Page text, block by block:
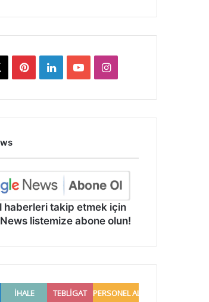
PinterestLinkedInYouTubeInstagram
haberleri takip etmek için
listemize abone olun!